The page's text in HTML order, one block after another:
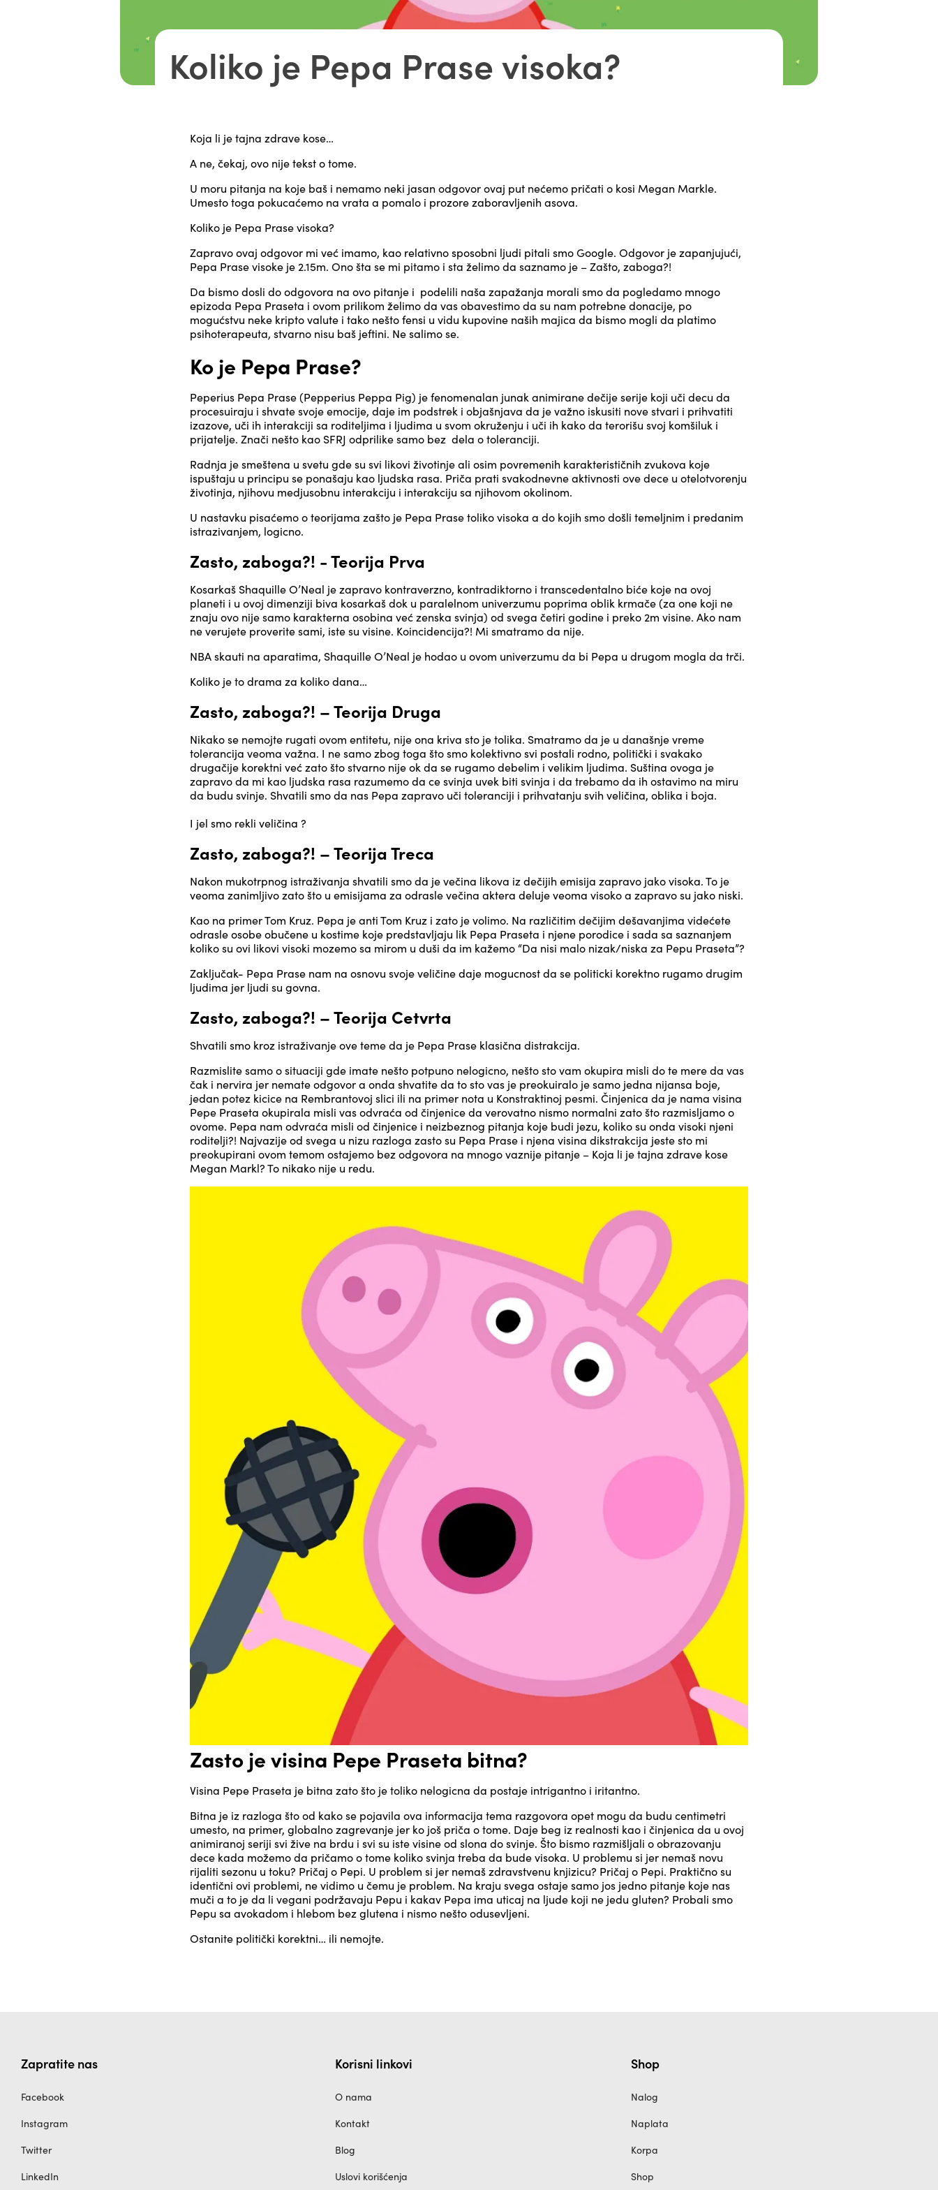
Koliko je Pepa Prase visoka?
Koja li je tajna zdrave kose…
A ne, čekaj, ovo nije tekst o tome.
U moru pitanja na koje baš i nemamo neki jasan odgovor ovaj put nećemo pričati o kosi Megan Markle.
Umesto toga pokucaćemo na vrata a pomalo i prozore zaboravljenih asova.
Koliko je Pepa Prase visoka?
Zapravo ovaj odgovor mi već imamo, kao relativno sposobni ljudi pitali smo Google. Odgovor je zapanjujući,
Pepa Prase visoke je 2.15m. Ono šta se mi pitamo i sta želimo da saznamo je – Zašto, zaboga?!
Da bismo dosli do odgovora na ovo pitanje i podelili naša zapažanja morali smo da pogledamo mnogo
epizoda Pepa Praseta i ovom prilikom želimo da vas obavestimo da su nam potrebne donacije, po
mogućstvu neke kripto valute i tako nešto fensi u vidu kupovine naših majica da bismo mogli da platimo
psihoterapeuta, stvarno nisu baš jeftini. Ne salimo se.
Ko je Pepa Prase?
Peperius Pepa Prase (Pepperius Peppa Pig) je fenomenalan junak animirane dečije serije koji uči decu da
procesuiraju i shvate svoje emocije, daje im podstrek i objašnjava da je važno iskusiti nove stvari i prihvatiti
izazove, uči ih interakciji sa roditeljima i ljudima u svom okruženju i uči ih kako da terorišu svoj komšiluk i
prijatelje. Znači nešto kao SFRJ odprilike samo bez dela o toleranciji.
Radnja je smeštena u svetu gde su svi likovi životinje ali osim povremenih karakterističnih zvukova koje
ispuštaju u principu se ponašaju kao ljudska rasa. Priča prati svakodnevne aktivnosti ove dece u otelotvorenju
životinja, njihovu medjusobnu interakciju i interakciju sa njihovom okolinom.
U nastavku pisaćemo o teorijama zašto je Pepa Prase toliko visoka a do kojih smo došli temeljnim i predanim
istrazivanjem, logicno.
Zasto, zaboga?! - Teorija Prva
Kosarkaš Shaquille O’Neal je zapravo kontraverzno, kontradiktorno i transcedentalno biće koje na ovoj
planeti i u ovoj dimenziji biva kosarkaš dok u paralelnom univerzumu poprima oblik krmače (za one koji ne
znaju ovo nije samo karakterna osobina već zenska svinja) od svega četiri godine i preko 2m visine. Ako nam
ne verujete proverite sami, iste su visine. Koincidencija?! Mi smatramo da nije.
NBA skauti na aparatima, Shaquille O’Neal je hodao u ovom univerzumu da bi Pepa u drugom mogla da trči.
Koliko je to drama za koliko dana…
Zasto, zaboga?! – Teorija Druga
Nikako se nemojte rugati ovom entitetu, nije ona kriva sto je tolika. Smatramo da je u današnje vreme
tolerancija veoma važna. I ne samo zbog toga što smo kolektivno svi postali rodno, politički i svakako
drugačije korektni već zato što stvarno nije ok da se rugamo debelim i velikim ljudima. Suština ovoga je
zapravo da mi kao ljudska rasa razumemo da ce svinja uvek biti svinja i da trebamo da ih ostavimo na miru
da budu svinje. Shvatili smo da nas Pepa zapravo uči toleranciji i prihvatanju svih veličina, oblika i boja.
I jel smo rekli veličina ?
Zasto, zaboga?! – Teorija Treca
Nakon mukotrpnog istraživanja shvatili smo da je večina likova iz dečijih emisija zapravo jako visoka. To je
veoma zanimljivo zato što u emisijama za odrasle večina aktera deluje veoma visoko a zapravo su jako niski.
Kao na primer Tom Kruz. Pepa je anti Tom Kruz i zato je volimo. Na različitim dečijim dešavanjima videćete
odrasle osobe obučene u kostime koje predstavljaju lik Pepa Praseta i njene porodice i sada sa saznanjem
koliko su ovi likovi visoki mozemo sa mirom u duši da im kažemo “Da nisi malo nizak/niska za Pepu Praseta”?
Zaključak- Pepa Prase nam na osnovu svoje veličine daje mogucnost da se politicki korektno rugamo drugim
ljudima jer ljudi su govna.
Zasto, zaboga?! – Teorija Cetvrta
Shvatili smo kroz istraživanje ove teme da je Pepa Prase klasična distrakcija.
Razmislite samo o situaciji gde imate nešto potpuno nelogicno, nešto sto vam okupira misli do te mere da vas
čak i nervira jer nemate odgovor a onda shvatite da to sto vas je preokuiralo je samo jedna nijansa boje,
jedan potez kicice na Rembrantovoj slici ili na primer nota u Konstraktinoj pesmi. Činjenica da je nama visina
Pepe Praseta okupirala misli vas odvraća od činjenice da verovatno nismo normalni zato što razmisljamo o
ovome. Pepa nam odvraća misli od činjenice i neizbeznog pitanja koje budi jezu, koliko su onda visoki njeni
roditelji?! Najvazije od svega u nizu razloga zasto su Pepa Prase i njena visina dikstrakcija jeste sto mi
preokupirani ovom temom ostajemo bez odgovora na mnogo vaznije pitanje – Koja li je tajna zdrave kose
Megan Markl? To nikako nije u redu.
Zasto je visina Pepe Praseta bitna?
Visina Pepe Praseta je bitna zato što je toliko nelogicna da postaje intrigantno i iritantno.
Bitna je iz razloga što od kako se pojavila ova informacija tema razgovora opet mogu da budu centimetri
umesto, na primer, globalno zagrevanje jer ko još priča o tome. Daje beg iz realnosti kao i činjenica da u ovoj
animiranoj seriji svi žive na brdu i svi su iste visine od slona do svinje. Što bismo razmišljali o obrazovanju
dece kada možemo da pričamo o tome koliko svinja treba da bude visoka. U problemu si jer nemaš novu
rijaliti sezonu u toku? Pričaj o Pepi. U problem si jer nemaš zdravstvenu knjizicu? Pričaj o Pepi. Praktično su
identični ovi problemi, ne vidimo u čemu je problem. Na kraju svega ostaje samo jos jedno pitanje koje nas
muči a to je da li vegani podržavaju Pepu i kakav Pepa ima uticaj na ljude koji ne jedu gluten? Probali smo
Pepu sa avokadom i hlebom bez glutena i nismo nešto odusevljeni.
Ostanite politički korektni… ili nemojte.
Zapratite nas
Facebook
Instagram
Twitter
LinkedIn
Korisni linkovi
O nama
Kontakt
Blog
Uslovi korišćenja
Shop
Nalog
Naplata
Korpa
Shop